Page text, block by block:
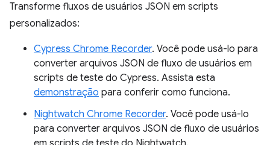
Transforme fluxos de usuários JSON em scripts
personalizados:
Cypress Chrome Recorder. Você pode usá-lo para
converter arquivos JSON de fluxo de usuários em
scripts de teste do Cypress. Assista esta
demonstração para conferir como funciona.
Nightwatch Chrome Recorder. Você pode usá-lo
para converter arquivos JSON de fluxo de usuários